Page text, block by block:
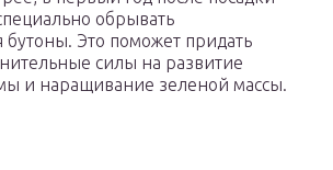
обрывать
бутоны. Это поможет придать
силы на развитие
и наращивание зеленой массы.